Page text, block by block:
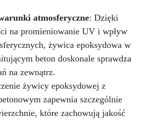
atmosferyczne: Dzięki
na promieniowanie UV i wpływ
żywica epoksydowa w
beton doskonale sprawdza
na zewnątrz.
żywicy epoksydowej z
zapewnia szczególnie
które zachowują jakość